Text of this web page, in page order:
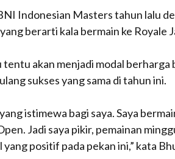
Indonesian Masters tahun lalu
berarti kala bermain ke Royale
tentu akan menjadi modal
sukses yang sama di tahun ini.
istimewa bagi saya. Saya
Jadi saya pikir, pemainan
positif pada pekan ini,” kata